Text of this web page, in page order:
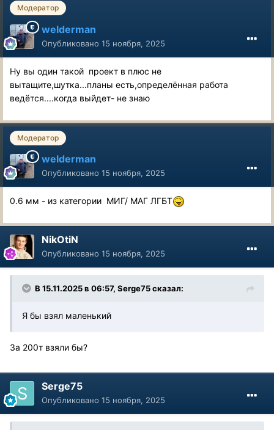
Модератор
welderman
Опубликовано 15 ноября, 2025
Ну вы один такой проект в плюс не
вытащите,шутка...планы есть,определённая работа
ведётся....когда выйдет- не знаю
Модератор
welderman
Опубликовано 15 ноября, 2025
0.6 мм - из категории МИГ/ МАГ ЛГБТ
NikOtiN
Опубликовано 15 ноября, 2025
В 15.11.2025 в 06:57, Serge75сказал:
Я бы взял маленький
За 200т взяли бы?
Serge75
Опубликовано 15 ноября, 2025